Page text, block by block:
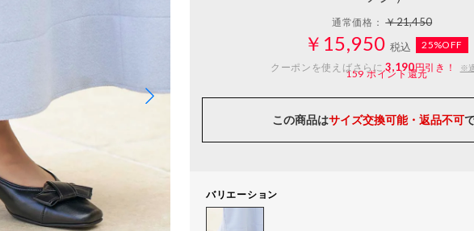
通常価格：￥21,450
￥15,950 税込
25%OFF
クーポンを使えばさらに3,190円引き！ ※
159ポイント還元
この商品はサイズ交換可能・返品不可
バリエーション